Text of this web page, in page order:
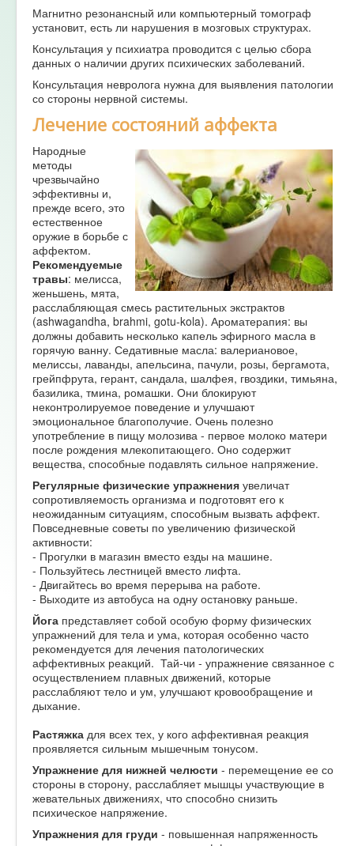
Магнитно резонансный или компьютерный томограф
установит, есть ли нарушения в мозговых структурах.
Консультация у психиатра проводится с целью сбора
данных о наличии других психических заболеваний.
Консультация невролога нужна для выявления патологии
со стороны нервной системы.
Лечение состояний аффекта
Народные
методы
чрезвычайно
эффективны и,
прежде всего, это
естественное
оружие в борьбе с
аффектом.
Рекомендуемые
травы: мелисса,
женьшень, мята,
расслабляющая смесь растительных экстрактов
(ashwagandha, brahmi, gotu-kola). Ароматерапия: вы
должны добавить несколько капель эфирного масла в
горячую ванну. Седативные масла: валериановое,
мелиссы, лаванды, апельсина, пачули, розы, бергамота,
грейпфрута, герант, сандала, шалфея, гвоздики, тимьяна,
базилика, тмина, ромашки. Они блокируют
неконтролируемое поведение и улучшают
эмоциональное благополучие. Очень полезно
употребление в пищу молозива - первое молоко матери
после рождения млекопитающего. Оно содержит
вещества, способные подавлять сильное напряжение.
Регулярные физические упражнения увеличат
сопротивляемость организма и подготовят его к
неожиданным ситуациям, способным вызвать аффект.
Повседневные советы по увеличению физической
активности:
- Прогулки в магазин вместо езды на машине.
- Пользуйтесь лестницей вместо лифта.
- Двигайтесь во время перерыва на работе.
- Выходите из автобуса на одну остановку раньше.
Йога представляет собой особую форму физических
упражнений для тела и ума, которая особенно часто
рекомендуется для лечения патологических
аффективных реакций. Тай-чи - упражнение связанное с
осуществлением плавных движений, которые
расслабляют тело и ум, улучшают кровообращение и
дыхание.
Растяжка для всех тех, у кого аффективная реакция
проявляется сильным мышечным тонусом.
Упражнение для нижней челюсти - перемещение ее со
стороны в сторону, расслабляет мышцы участвующие в
жевательных движениях, что способно снизить
психическое напряжение.
Упражнения для груди - повышенная напряженность